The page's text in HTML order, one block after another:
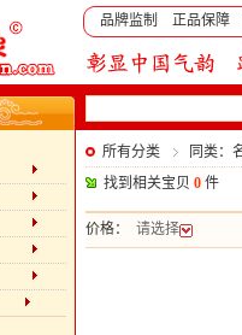
品牌监制 正品保障
所有分类
同类：
找到相关宝贝 0 件
价格： 请选择